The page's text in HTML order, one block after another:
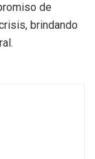
de
brindando